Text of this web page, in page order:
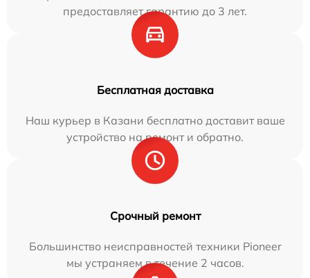
предоставляет гарантию до 3 лет.
Бесплатная доставка
Наш курьер в Казани бесплатно доставит ваше
устройство на ремонт и обратно.
Срочный ремонт
Большинство неисправностей техники Pioneer
мы устраняем в течение 2 часов.